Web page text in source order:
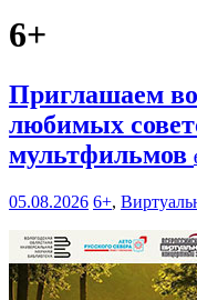
6+
Приглашаем
любимых
мультфильмов
05.08.2026 6+,